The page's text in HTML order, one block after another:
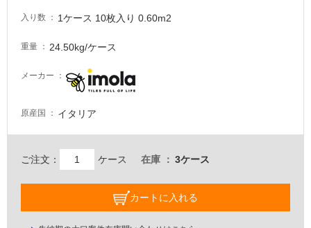
入り数 1ケース 10枚入り 0.60m2
重量 24.50kg/ケース
メーカー
原産国 イタリア
ご注文： ケース 在庫 3ケース
カートに入れる
必
し
い
い
壁・